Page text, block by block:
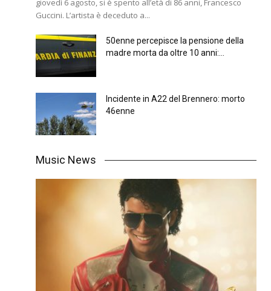
giovedì 6 agosto, si è spento all’età di 86 anni, Francesco
Guccini. L’artista è deceduto a...
50enne percepisce la pensione della
madre morta da oltre 10 anni:...
Incidente in A22 del Brennero: morto
46enne
Music News